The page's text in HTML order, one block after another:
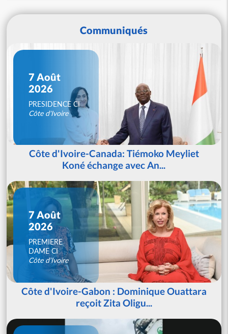
Communiqués
7 Août
2026
PRESIDENCE CI
Côte d'Ivoire
Côte d'Ivoire-Canada: Tiémoko Meyliet
Koné échange avec An...
7 Août
2026
PREMIERE
DAME CI
Côte d'Ivoire
Côte d'Ivoire-Gabon : Dominique Ouattara
reçoit Zita Oligu...